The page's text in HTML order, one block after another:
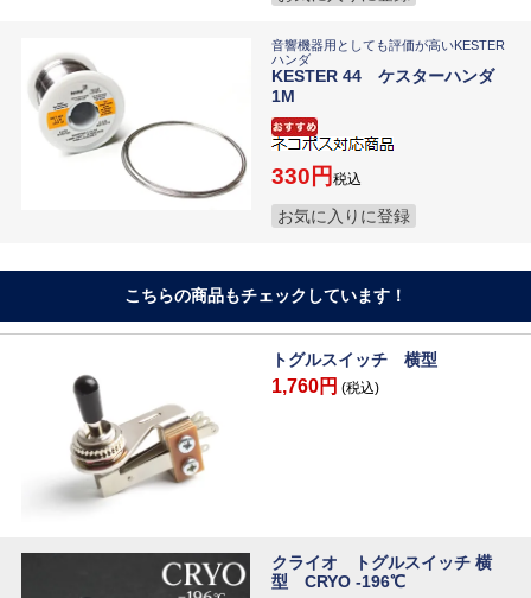
音響機器用としても評価が高いKESTER
ハンダ
KESTER 44 ケスターハンダ
1M
330 税込
お気に入りに登録
こちらの商品もチェックしています！
トグルスイッチ 横型
1,760円 (税込)
クライオ トグルスイッチ 横
型 CRYO -196℃